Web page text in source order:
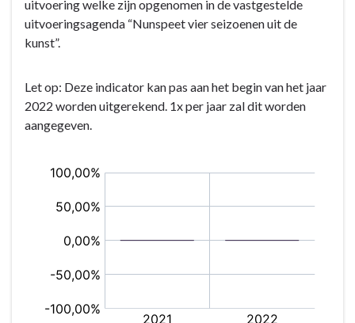
uitvoering welke zijn opgenomen in de vastgestelde
uitvoeringsagenda “Nunspeet vier seizoenen uit de
kunst”.
Let op: Deze indicator kan pas aan het begin van het jaar
2022 worden uitgerekend. 1x per jaar zal dit worden
aangegeven.